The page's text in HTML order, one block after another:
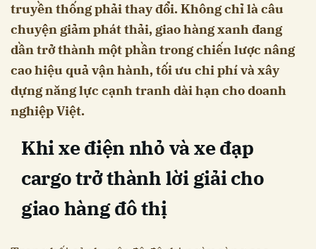
truyền thống phải thay đổi. Không chỉ là câu
chuyện giảm phát thải, giao hàng xanh đang
dần trở thành một phần trong chiến lược nâng
cao hiệu quả vận hành, tối ưu chi phí và xây
dựng năng lực cạnh tranh dài hạn cho doanh
nghiệp Việt.
Khi xe điện nhỏ và xe đạp
cargo trở thành lời giải cho
giao hàng đô thị